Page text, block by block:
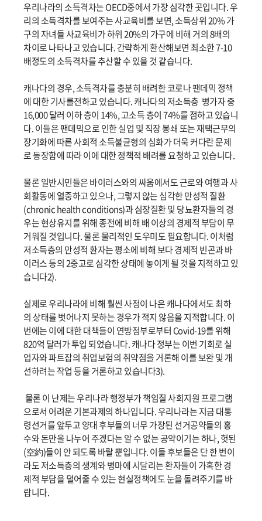
우리나라의 소득격차는 OECD중에서 가장 심각한 곳입니다. 우
리의 소득격차를 보여주는 사교육비를 보면, 소득상위 20% 가
구의 자녀들 사교육비가 하위 20%의 가구에 비해 거의 8배의
차이로 나타나고 있습니다. 간략하게 환산해보면 최소한 7-10
배정도의 소득격차를 추산할 수 있을 것 같습니다.
캐나다의 경우, 소득격차를 충분히 배려한 코로나 팬데믹 정책
에 대한 기사를전하고 있습니다. 캐나다의 저소득층 병가자 중
16,000 달러 이하 층이 14%, 고소득 층이 74%를 점하고 있습니
다. 이들은 팬데믹으로 인한 실업 및 직장 봉쇄 또는 재택근무의
장기화에 따른 사회적 소득불균형의 심화가 더욱 커다란 문제
로 등장함에 따라 이에 대한 정책적 배려를 요청하고 있습니다.
물론 일반시민들은 바이러스와의 싸움에서도 근로와 여행과 사
회활동에 열중하고 있으나, 그렇지 않는 심각한 만성적 질환
(chronic health conditions)과 심장질환 및 당뇨환자들의 경
우는 현상유지를 위해 종전에 비해 배 이상의 경제적 부담이 무
거워질 것입니다. 물론 물리적인 도우미도 필요합니다. 이처럼
저소득층의 만성적 환자는 평소에 비해 보다 경제적 빈곤과 바
이러스 등의 2중고로 심각한 상태에 놓이게 될 것을 지적하고 있
습니다2).
실제로 우리나라에 비해 훨씬 사정이 나은 캐나다에서도 최하
의 상태를 벗어나지 못하는 경우가 적지 않음을 지적합니다. 이
번에는 이에 대한 대책들이 연방정부로부터 Covid-19를 위해
820억 달러가 투입 되었습니다. 캐나다 정부는 이번 기회로 실
업자와 파트잡의 취업보험의 취약점을 거론해 이를 보완 및 개
선하려는 작업 등을 거론하고 있습니다3).
물론 이 난제는 우리나라 행정부가 책임질 사회지원 프로그램
으로서 어려운 기본과제의 하나입니다. 우리나라는 지금 대통
령선거를 앞두고 양대 후부들의 너무 가장된 선거공약들의 홍
수와 돈만을 나누어 주겠다는 알 수 없는 공약이기는 하나, 헛된
(空約)들이 안 되도록 바랄 뿐입니다. 이들 후보들은 단 한 번이
라도 저소득층의 생계와 병마에 시달리는 환자들이 가혹한 경
제적 부담을 덜어줄 수 있는 현실정책에도 눈을 돌려주기를 바
랍니다.